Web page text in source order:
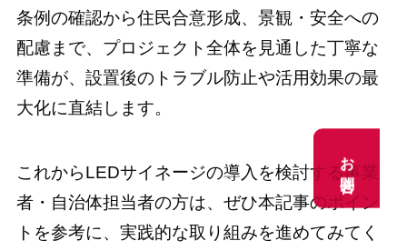
条例の確認から住民合意形成、景観・安全への
配慮まで、プロジェクト全体を見通した丁寧な
準備が、設置後のトラブル防止や活用効果の最
大化に直結します。
これからLEDサイネージの導入を検討する事業
者・自治体担当者の方は、ぜひ本記事のポイン
トを参考に、実践的な取り組みを進めてみてく
お問合せ
お問合せ